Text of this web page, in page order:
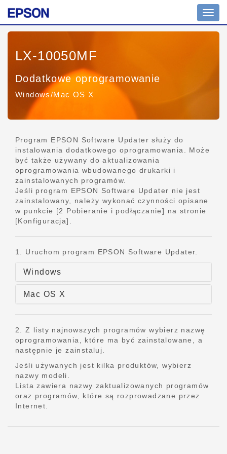
LX-10050MF
Dodatkowe oprogramowanie
Windows/Mac OS X
Program EPSON Software Updater służy do
instalowania dodatkowego oprogramowania. Może
być także używany do aktualizowania
oprogramowania wbudowanego drukarki i
zainstalowanych programów.
Jeśli program EPSON Software Updater nie jest
zainstalowany, należy wykonać czynności opisane
w punkcie [2 Pobieranie i podłączanie] na stronie
[Konfiguracja].
1. Uruchom program EPSON Software Updater.
Windows
Mac OS X
2. Z listy najnowszych programów wybierz nazwę
oprogramowania, które ma być zainstalowane, a
następnie je zainstaluj.
Jeśli używanych jest kilka produktów, wybierz
nazwy modeli.
Lista zawiera nazwy zaktualizowanych programów
oraz programów, które są rozprowadzane przez
Internet.